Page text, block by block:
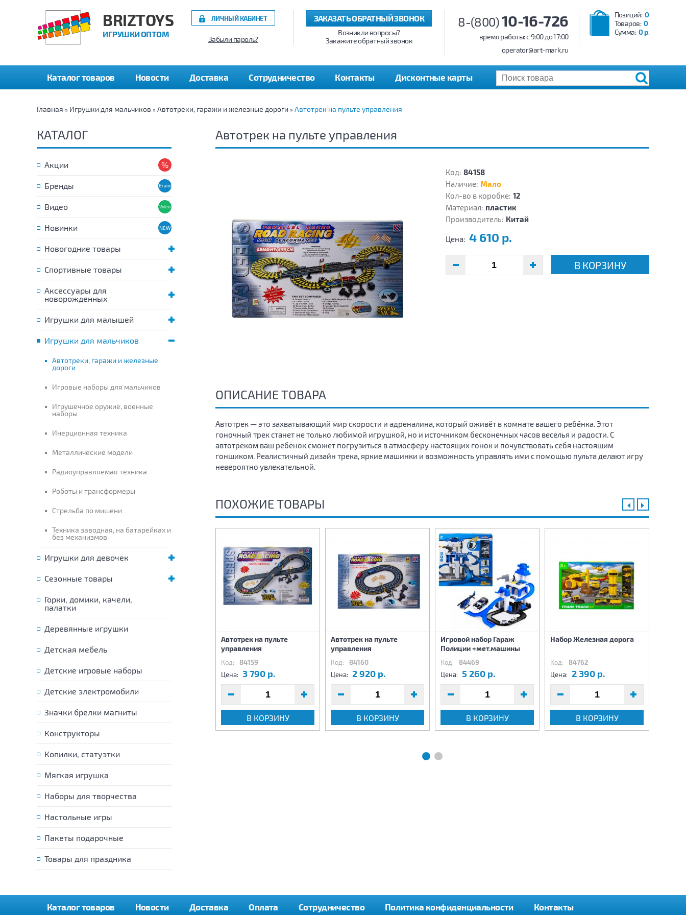
BRIZTOYS
ИГРУШКИ ОПТОМ
Позиций: 0
Товаров: 0
Сумма: 0 р.
8-(800)10-16-726
время работы: c 9:00 до 17:00
operator@art-mark.ru
ЗАКАЗАТЬ ОБРАТНЫЙ ЗВОНОК
Возникли вопросы?
Закажите обратный звонок
ЛИЧНЫЙ КАБИНЕТ
Забыли пароль?
Каталог товаров Новости Доставка Сотрудничество Контакты Дисконтные карты
Главная » Игрушки для мальчиков » Автотреки, гаражи и железные дороги » Автотрек на пульте управления
КАТАЛОГ
Акции
Бренды
Видео
Новинки
Новогодние товары
Спортивные товары
Аксессуары для
новорожденных
Игрушки для малышей
Игрушки для мальчиков
Автотреки, гаражи и железные
дороги
Игровые наборы для мальчиков
Игрушечное оружие, военные
наборы
Инерционная техника
Металлические модели
Радиоуправляемая техника
Роботы и трансформеры
Стрельба по мишени
Техника заводная, на батарейках и
без механизмов
Игрушки для девочек
Сезонные товары
Горки, домики, качели,
палатки
Деревянные игрушки
Детская мебель
Детские игровые наборы
Детские электромобили
Значки брелки магниты
Конструкторы
Копилки, статуэтки
Мягкая игрушка
Наборы для творчества
Настольные игры
Пакеты подарочные
Товары для праздника
Автотрек на пульте управления
Код: 84158
Наличие: Мало
Кол-во в коробке: 12
Материал: пластик
Производитель: Китай
Цена: 4 610 р.
В КОРЗИНУ
ОПИСАНИЕ ТОВАРА
Автотрек — это захватывающий мир скорости и адреналина, который оживёт в комнате вашего ребёнка. Этот
гоночный трек станет не только любимой игрушкой, но и источником бесконечных часов веселья и радости. С
автотреком ваш ребёнок сможет погрузиться в атмосферу настоящих гонок и почувствовать себя настоящим
гонщиком. Реалистичный дизайн трека, яркие машинки и возможность управлять ими с помощью пульта делают игру
невероятно увлекательной.
ПОХОЖИЕ ТОВАРЫ
управления
3 560 р.
В КОРЗИНУ
Цена: 6 240 р.
В КОРЗИНУ
Автотрек на пульте
управления
Код: 84159
Цена: 3 790 р.
В КОРЗИНУ
Автотрек на пульте
управления
Код: 84160
Цена: 2 920 р.
В КОРЗИНУ
Игровой набор Гараж
Полиции +мет.машины
Код: 84469
Цена: 5 260 р.
В КОРЗИНУ
Набор Железная дорога
Код: 84762
Цена: 2 390 р.
В КОРЗИНУ
Каталог товаров Новости Доставка Оплата Сотрудничество Политика конфиденциальности Контакты